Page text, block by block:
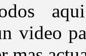
video